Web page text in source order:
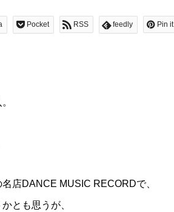
Pocket RSS feedly Pin it
店DANCE MUSIC RECORDで、
とも思うが、